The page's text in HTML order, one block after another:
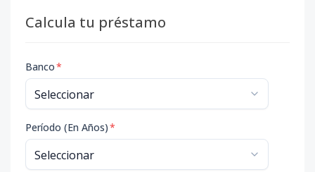
Calcula tu préstamo
Banco*
Período (En Años)*